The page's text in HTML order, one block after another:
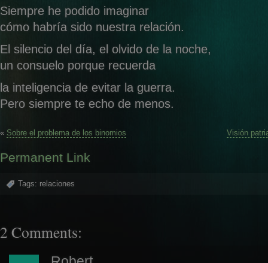
Siempre he podido imaginar
cómo habría sido nuestra relación.
El silencio del día, el olvido de la noche,
un consuelo porque recuerda
la inteligencia de evitar la guerra.
Pero siempre te echo de menos.
« Sobre el problema de los binomios Visión
Permanent Link
Tags: relaciones
2 Comments: